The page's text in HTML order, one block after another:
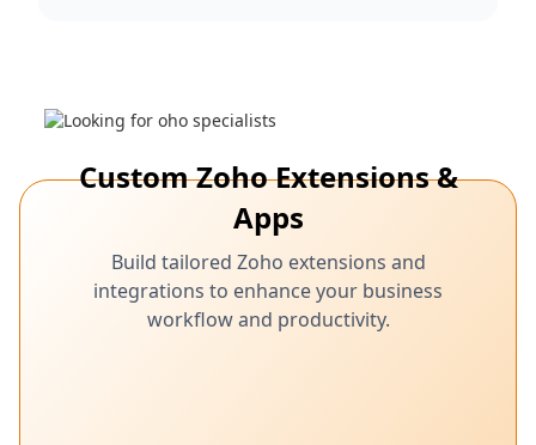
Custom Zoho Extensions &
Apps
Build tailored Zoho extensions and
integrations to enhance your business
workflow and productivity.